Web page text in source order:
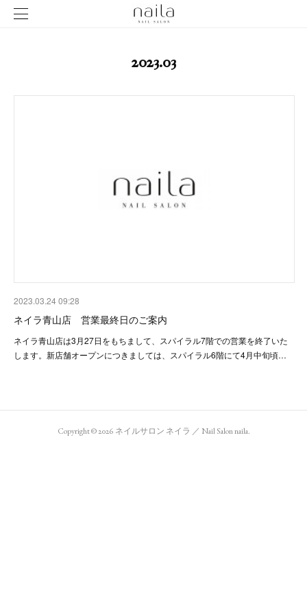
2023.03
2023.03.24 09:28
ネイラ青山店 営業最終日のご案内
ネイラ青山店は3月27日をもちまして、スパイラル7階での営業を終了いた
します。新店舗オープンにつきましては、スパイラル6階にて4月中旬頃…
Copyright ©2026 ネイルサロン ネイラ ／ Nail Salon naila.